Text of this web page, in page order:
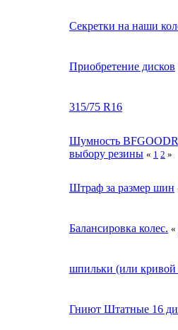
Секретки на наши
Приобретение дисков
315/75 R16
Шумность
выбору резины « 1 2 »
Штраф за размер шин
Балансировка колес. «
шпильки (или
Гниют Штатные 16